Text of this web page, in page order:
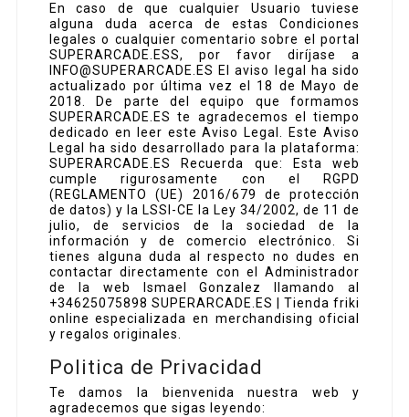
En caso de que cualquier Usuario tuviese
alguna duda acerca de estas Condiciones
legales o cualquier comentario sobre el portal
SUPERARCADE.ESS, por favor diríjase a
INFO@SUPERARCADE.ES El aviso legal ha sido
actualizado por última vez el 18 de Mayo de
2018. De parte del equipo que formamos
SUPERARCADE.ES te agradecemos el tiempo
dedicado en leer este Aviso Legal. Este Aviso
Legal ha sido desarrollado para la plataforma:
SUPERARCADE.ES Recuerda que: Esta web
cumple rigurosamente con el RGPD
(REGLAMENTO (UE) 2016/679 de protección
de datos) y la LSSI-CE la Ley 34/2002, de 11 de
julio, de servicios de la sociedad de la
información y de comercio electrónico. Si
tienes alguna duda al respecto no dudes en
contactar directamente con el Administrador
de la web Ismael Gonzalez llamando al
+34625075898 SUPERARCADE.ES | Tienda friki
online especializada en merchandising oficial
y regalos originales.
Politica de Privacidad
Te damos la bienvenida nuestra web y
agradecemos que sigas leyendo: